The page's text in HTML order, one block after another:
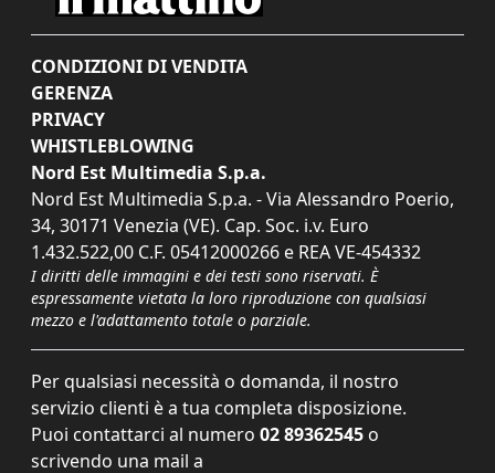
CONDIZIONI DI VENDITA
GERENZA
PRIVACY
WHISTLEBLOWING
Nord Est Multimedia S.p.a.
Nord Est Multimedia S.p.a. - Via Alessandro Poerio,
34, 30171 Venezia (VE). Cap. Soc. i.v. Euro
1.432.522,00 C.F. 05412000266 e REA VE-454332
I diritti delle immagini e dei testi sono riservati. È
espressamente vietata la loro riproduzione con qualsiasi
mezzo e l'adattamento totale o parziale.
Per qualsiasi necessità o domanda, il nostro
servizio clienti è a tua completa disposizione.
Puoi contattarci al numero 02 89362545 o
scrivendo una mail a